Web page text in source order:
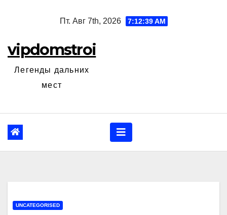
Пт. Авг 7th, 2026 7:12:40 AM
vipdomstroi
Легенды дальних
мест
UNCATEGORISED